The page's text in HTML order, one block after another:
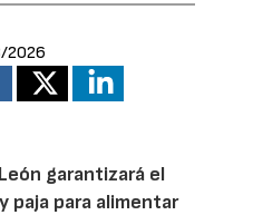
2026
garantizará el
paja para alimentar